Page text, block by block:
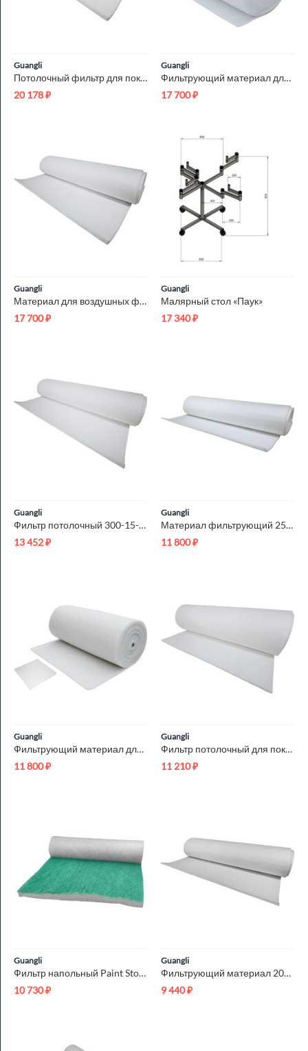
Guangli
Потолочный фильтр для покрасочной камеры 600-22-М5 2x20м
20 178₽
Guangli
Фильтрующий материал для фильтров 150-6-G4 2x50м
17 700₽
Guangli
Материал для воздушных фильтров 150-10-G3 2x50м
17 700₽
Guangli
Малярный стол «Паук»
17 340₽
Guangli
Фильтр потолочный 300-15-F5(M5) 2x20м
13 452₽
Guangli
Материал фильтрующий 250-20-G4 2x20м
11 800₽
Guangli
Фильтрующий материал для воздушных фильтров 100-5-G2 2x50м
11 800₽
Guangli
Фильтр потолочный для покрасочной камеры 500-25-М5 1x20м
11 210₽
Guangli
Фильтр напольный Paint Stop G3 2x20м
10 730₽
Guangli
Фильтрующий материал 200-16-G3 2x20м
9 440₽